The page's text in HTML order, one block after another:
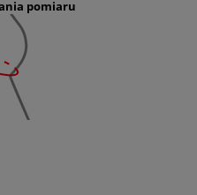
pomiaru